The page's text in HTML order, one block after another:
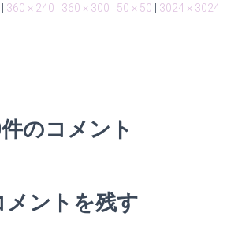
360 × 240 360 × 300 50 × 50 3024 × 3024
のコメント
メントを残す